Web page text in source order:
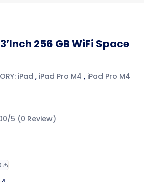
256 GB WiFi Space
iPad , iPad Pro M4 , iPad Pro M4
5 (0 Review)
₼